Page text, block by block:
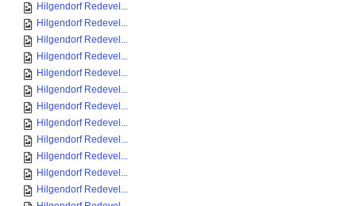
Hilgendorf Redevel...
Hilgendorf Redevel...
Hilgendorf Redevel...
Hilgendorf Redevel...
Hilgendorf Redevel...
Hilgendorf Redevel...
Hilgendorf Redevel...
Hilgendorf Redevel...
Hilgendorf Redevel...
Hilgendorf Redevel...
Hilgendorf Redevel...
Hilgendorf Redevel...